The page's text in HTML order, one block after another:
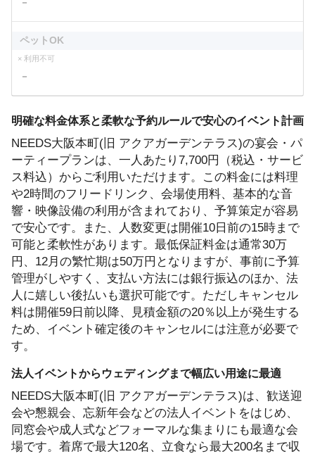
－
ペットOK
× 利用不可
－
明確な料金体系と柔軟な予約ルールで安心のイベント計画
NEEDS大阪本町(旧 アクアガーデンテラス)の宴会・パ
ーティープランは、一人あたり7,700円（税込・サービ
ス料込）からご利用いただけます。この料金には料理
や2時間のフリードリンク、会場使用料、基本的な音
響・映像設備の利用が含まれており、予算策定が容易
で安心です。また、人数変更は開催10日前の15時まで
可能と柔軟性があります。最低保証料金は通常30万
円、12月の繁忙期は50万円となりますが、事前に予算
管理がしやすく、支払い方法には銀行振込のほか、法
人に嬉しい後払いも選択可能です。ただしキャンセル
料は開催59日前以降、見積金額の20％以上が発生する
ため、イベント確定後のキャンセルには注意が必要で
す。
法人イベントからウェディングまで幅広い用途に最適
NEEDS大阪本町(旧 アクアガーデンテラス)は、歓送迎
会や懇親会、忘新年会などの法人イベントをはじめ、
同窓会や成人式などフォーマルな集まりにも最適な会
場です。着席で最大120名、立食なら最大200名まで収